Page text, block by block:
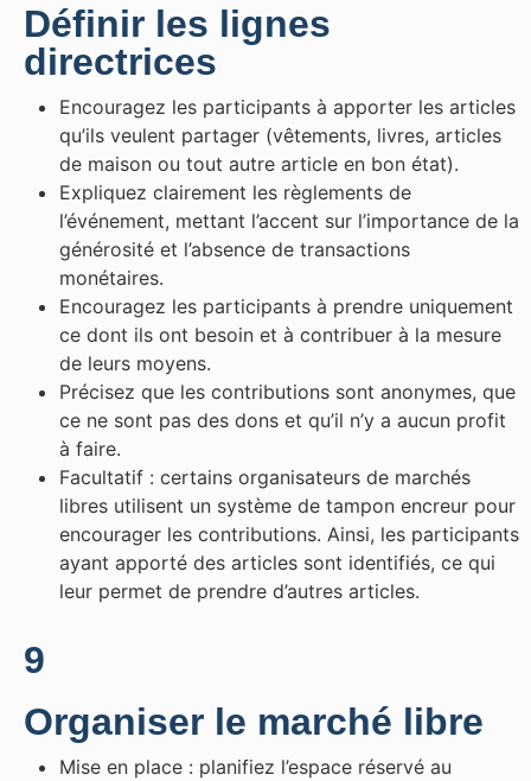
Définir les lignes
directrices
Encouragez les participants à apporter les articles
qu’ils veulent partager (vêtements, livres, articles
de maison ou tout autre article en bon état).
Expliquez clairement les règlements de
l’événement, mettant l’accent sur l’importance de la
générosité et l’absence de transactions
monétaires.
Encouragez les participants à prendre uniquement
ce dont ils ont besoin et à contribuer à la mesure
de leurs moyens.
Précisez que les contributions sont anonymes, que
ce ne sont pas des dons et qu’il n’y a aucun profit
à faire.
Facultatif : certains organisateurs de marchés
libres utilisent un système de tampon encreur pour
encourager les contributions. Ainsi, les participants
ayant apporté des articles sont identifiés, ce qui
leur permet de prendre d’autres articles.
9
Organiser le marché libre
Mise en place : planifiez l’espace réservé au